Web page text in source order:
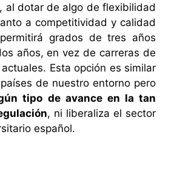
, al dotar de algo de flexibilidad
a competitividad y calidad
grados de tres años
años, en vez de carreras de
Esta opción es similar
de nuestro entorno pero
tipo de avance en la tan
, ni liberaliza el sector
español.